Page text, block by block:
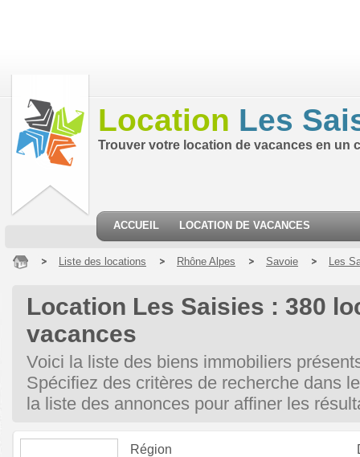
Location Les
Trouver votre location de vacances en un
ACCUEIL LOCATION DE VACANCES
Liste des locations Rhône Alpes Savoie Les
Location Les Saisies : 380
vacances
Voici la liste des biens immobiliers
Spécifiez des critères de recherche dans
la liste des annonces pour affiner les
Région